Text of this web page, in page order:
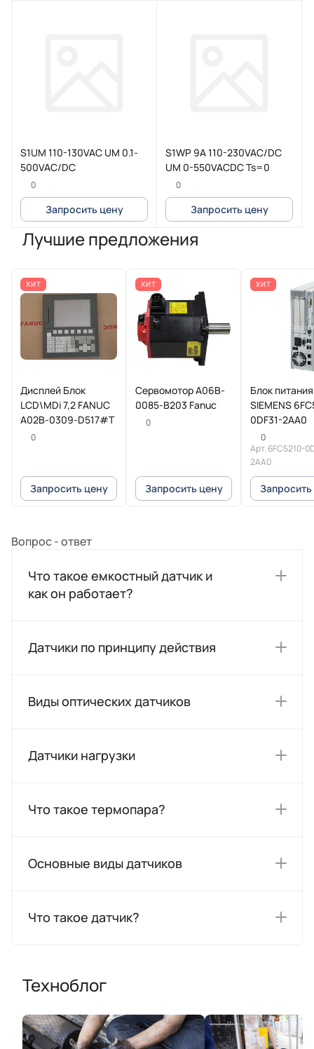
S1UM 110-130VAC UM 0.1-
500VAC/DC
0
Запросить цену
S1WP 9A 110-230VAC/DC
UM 0-550VACDC Ts=0
0
Запросить цену
Лучшие предложения
ХИТ
Дисплей Блок
LCD\MDi 7,2 FANUC
A02B-0309-D517#T
0
Запросить цену
ХИТ
Сервомотор A06B-
0085-B203 Fanuc
0
Запросить цену
ХИТ
Блок питания
SIEMENS
0DF31-2AA0
0
Арт. 6FC5210-
2AA0
Вопрос - ответ
Что такое емкостный датчик и
как он работает?
Датчики по принципу действия
Виды оптических датчиков
Датчики нагрузки
Что такое термопара?
Основные виды датчиков
Что такое датчик?
Техноблог